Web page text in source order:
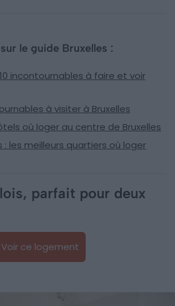
le guide Bruxelles :
incontournables à faire et voir
à visiter à Bruxelles
où loger au centre de Bruxelles
: les meilleurs quartiers où loger
parfait pour deux
Voir ce logement